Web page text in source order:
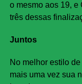
o mesmo aos 19, e
três dessas
Juntos
No melhor estilo
mais uma vez sua